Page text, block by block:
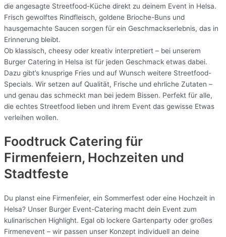
die angesagte Streetfood-Küche direkt zu deinem Event in Helsa.
Frisch gewolftes Rindfleisch, goldene Brioche-Buns und
hausgemachte Saucen sorgen für ein Geschmackserlebnis, das in
Erinnerung bleibt.
Ob klassisch, cheesy oder kreativ interpretiert – bei unserem
Burger Catering in Helsa ist für jeden Geschmack etwas dabei.
Dazu gibt’s knusprige Fries und auf Wunsch weitere Streetfood-
Specials. Wir setzen auf Qualität, Frische und ehrliche Zutaten –
und genau das schmeckt man bei jedem Bissen. Perfekt für alle,
die echtes Streetfood lieben und ihrem Event das gewisse Etwas
verleihen wollen.
Foodtruck Catering für
Firmenfeiern, Hochzeiten und
Stadtfeste
Du planst eine Firmenfeier, ein Sommerfest oder eine Hochzeit in
Helsa? Unser Burger Event-Catering macht dein Event zum
kulinarischen Highlight. Egal ob lockere Gartenparty oder großes
Firmenevent – wir passen unser Konzept individuell an deine